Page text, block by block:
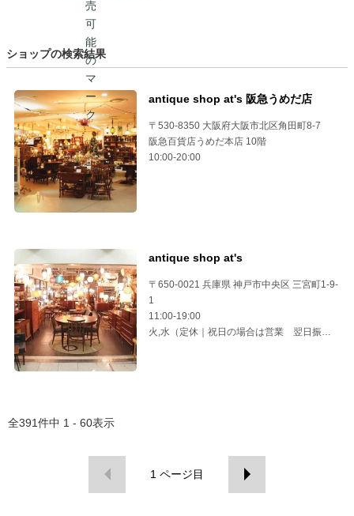
ショップの検索結果
antique shop at's 阪急うめだ店
〒530-8350 大阪府大阪市北区角田町8-7
阪急百貨店うめだ本店 10階
10:00-20:00
antique shop at's
〒650-0021 兵庫県 神戸市中央区 三宮町1-9-
1
11:00-19:00
火,水（定休｜祝日の場合は営業 翌日振替
全391件中 1 - 60表示
1 ページ目